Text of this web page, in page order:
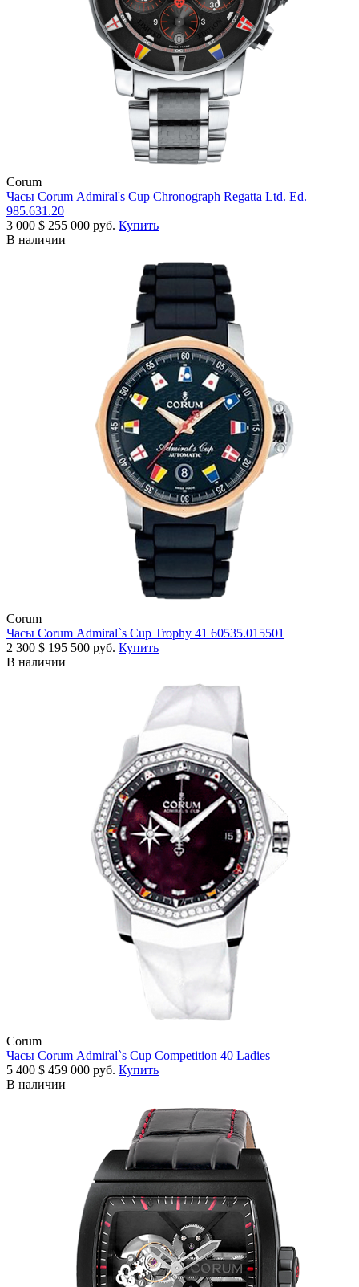
Corum
Часы Corum Admiral's Cup Chronograph Regatta Ltd. Ed.
985.631.20
3 000 $ 255 000 руб. Купить
В наличии
Corum
Часы Corum Admiral`s Cup Trophy 41 60535.015501
2 300 $ 195 500 руб. Купить
В наличии
Corum
Часы Corum Admiral`s Cup Competition 40 Ladies
5 400 $ 459 000 руб. Купить
В наличии